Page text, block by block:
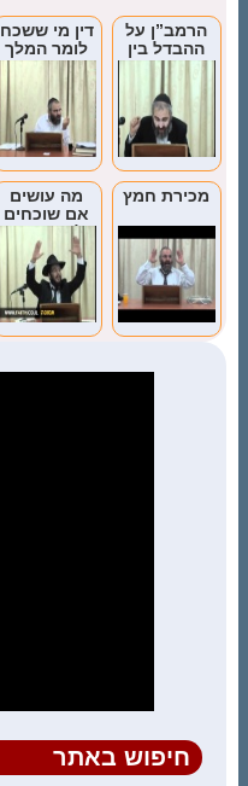
הרמב”ן על
ההבדל בין
אנשי סדום
לפילגש
בגבעה
דין מי ששכח
לומר המלך
הקדוש
בראש השנה
מכירת חמץ
מה עושים
אם שוכחים
לכבות את
האור במקרר
לפני שבת?
חיפוש באתר